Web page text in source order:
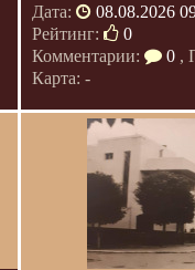
Дата:
08.08.2026
Рейтинг:
0
Комментарии:
0 ,
Карта: -